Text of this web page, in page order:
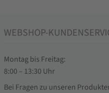
WEBSHOP-
Montag bis Freitag:
8:00 – 13:30 Uhr
Bei Fragen zu unseren